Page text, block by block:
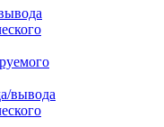
вывода